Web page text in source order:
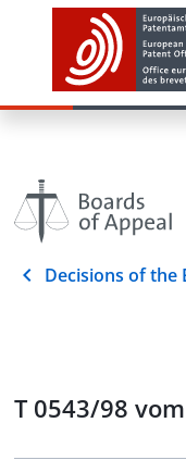
Decisions of the
T 0543/98